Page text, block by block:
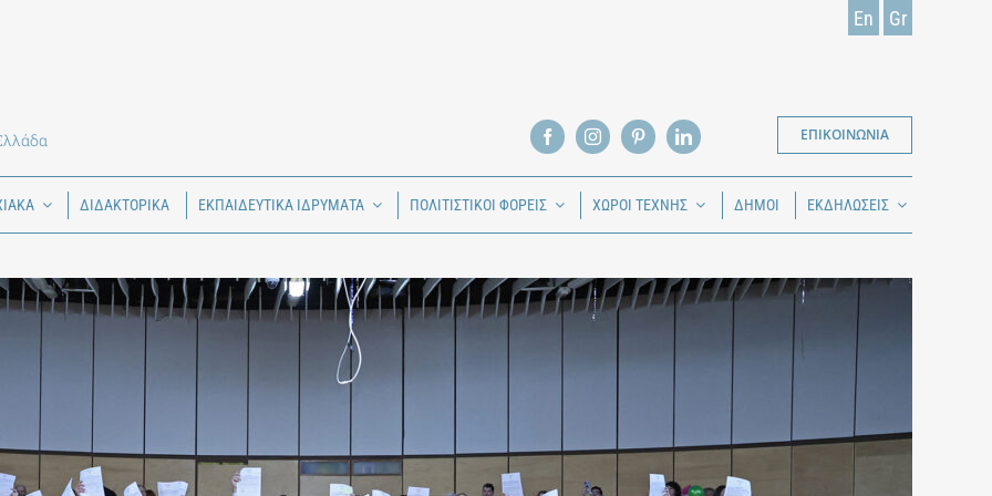
En Gr
ΕΠΙΚΟΙΝΩΝΙΑ
ΔΙΔΑΚΤΟΡΙΚΑ ΕΚΠΑΙΔΕΥΤΙΚΑ ΙΔΡΥΜΑΤΑ ΠΟΛΙΤΙΣΤΙΚΟΙ ΦΟΡΕΙΣ ΧΩΡΟΙ ΤΕΧΝΗΣ ΔΗΜΟΙ ΕΚΔΗΛΩΣΕΙΣ